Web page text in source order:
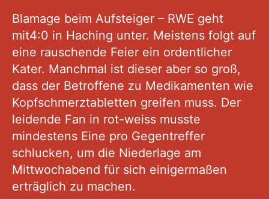
Blamage beim Aufsteiger – RWE geht
mit4:0 in Haching unter. Meistens folgt auf
eine rauschende Feier ein ordentlicher
Kater. Manchmal ist dieser aber so groß,
dass der Betroffene zu Medikamenten wie
Kopfschmerztabletten greifen muss. Der
leidende Fan in rot-weiss musste
mindestens Eine pro Gegentreffer
schlucken, um die Niederlage am
Mittwochabend für sich einigermaßen
erträglich zu machen.